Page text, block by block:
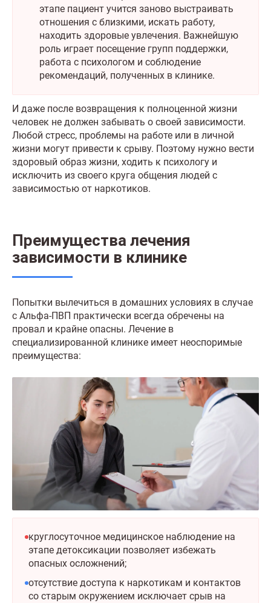
этапе пациент учится заново выстраивать
отношения с близкими, искать работу,
находить здоровые увлечения. Важнейшую
роль играет посещение групп поддержки,
работа с психологом и соблюдение
рекомендаций, полученных в клинике.
И даже после возвращения к полноценной жизни
человек не должен забывать о своей зависимости.
Любой стресс, проблемы на работе или в личной
жизни могут привести к срыву. Поэтому нужно вести
здоровый образ жизни, ходить к психологу и
исключить из своего круга общения людей с
зависимостью от наркотиков.
Преимущества лечения
зависимости в клинике
Попытки вылечиться в домашних условиях в случае
с Альфа-ПВП практически всегда обречены на
провал и крайне опасны. Лечение в
специализированной клинике имеет неоспоримые
преимущества:
круглосуточное медицинское наблюдение на
этапе детоксикации позволяет избежать
опасных осложнений;
отсутствие доступа к наркотикам и контактов
со старым окружением исключает срыв на